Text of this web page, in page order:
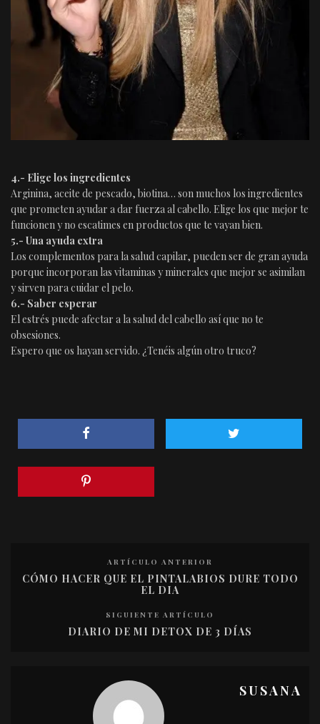
4.- Elige los ingredientes
Arginina, aceite de pescado, biotina… son muchos los ingredientes
que prometen ayudar a dar fuerza al cabello. Elige los que mejor te
funcionen y no escatimes en productos que te vayan bien.
5.- Una ayuda extra
Los complementos para la salud capilar, pueden ser de gran ayuda
porque incorporan las vitaminas y minerales que mejor se asimilan
y sirven para cuidar el pelo.
6.- Saber esperar
El estrés puede afectar a la salud del cabello así que no te
obsesiones.
Espero que os hayan servido. ¿Tenéis algún otro truco?
ARTÍCULO ANTERIOR
CÓMO HACER QUE EL PINTALABIOS DURE TODO
EL DIA
SIGUIENTE ARTÍCULO
DIARIO DE MI DETOX DE 3 DÍAS
SUSANA